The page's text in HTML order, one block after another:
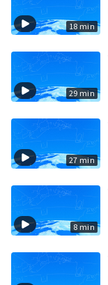
18 min
29 min
27 min
8 min